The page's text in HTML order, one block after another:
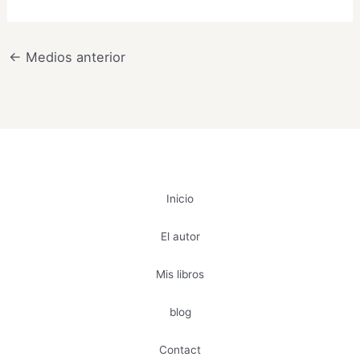
← Medios anterior
Inicio
El autor
Mis libros
blog
Contact